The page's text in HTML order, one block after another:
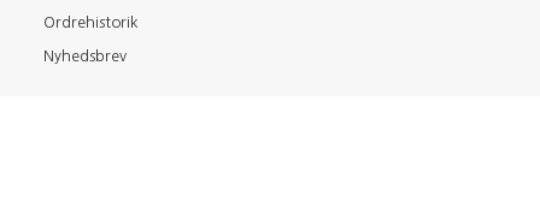
Ordrehistorik
Nyhedsbrev